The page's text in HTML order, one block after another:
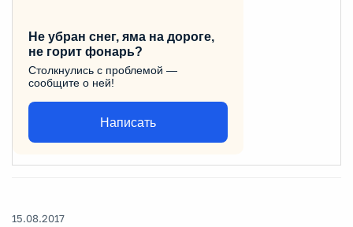
Не убран снег, яма на дороге,
не горит фонарь?
Столкнулись с проблемой —
сообщите о ней!
Написать
15.08.2017